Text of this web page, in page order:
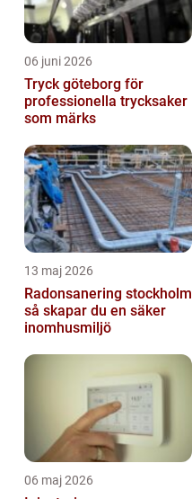
06 juni 2026
Tryck göteborg för
professionella trycksaker
som märks
13 maj 2026
Radonsanering stockholm
så skapar du en säker
inomhusmiljö
06 maj 2026